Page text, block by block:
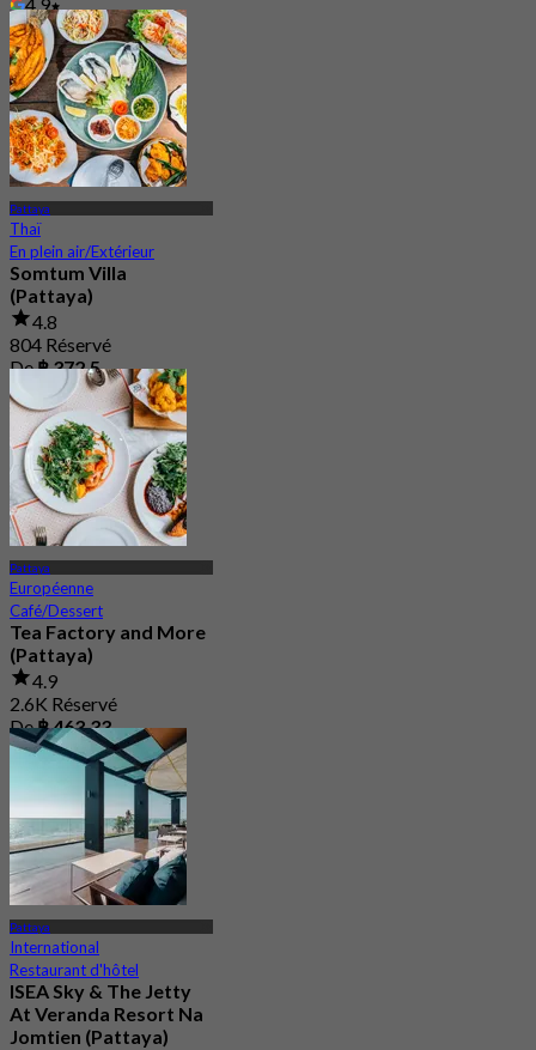
De฿ 1,999
Pattaya
Thaï
En plein air/Extérieur
Somtum Villa
(Pattaya)
4.8
804 Réservé
De฿ 372.5
Pattaya
Européenne
Café/Dessert
Tea Factory and More
(Pattaya)
4.9
2.6K Réservé
De฿ 463.33
Pattaya
International
Restaurant d'hôtel
ISEA Sky & The Jetty
At Veranda Resort Na
Jomtien (Pattaya)